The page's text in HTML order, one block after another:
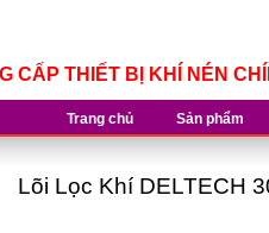
CẤP THIẾT BỊ KHÍ NÉN
Trang chủ Sản phẩm
Lõi Lọc Khí DELTECH